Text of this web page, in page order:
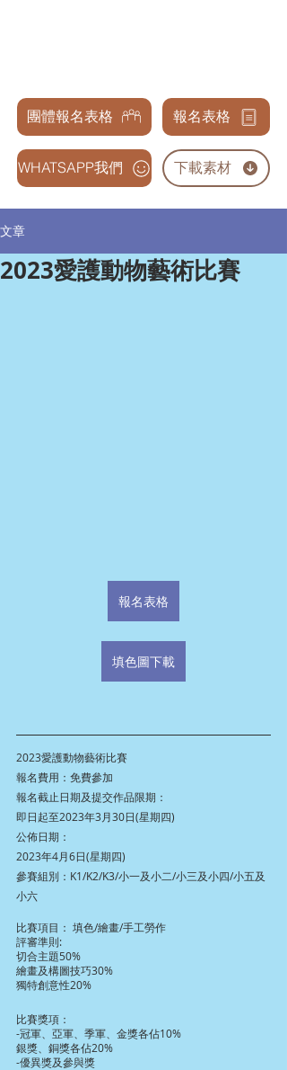
團體報名表格 報名表格
WHATSAPP我們 下載素材
文章
2023愛護動物藝術比賽
報名表格
填色圖下載
2023愛護動物藝術比賽
報名費用：免費參加
報名截止日期及提交作品限期：
即日起至2023年3月30日(星期四)
公佈日期：
2023年4月6日(星期四)
參賽組別：K1/K2/K3/小一及小二/小三及小四/小五及
小六
比賽項目： 填色/繪畫/手工勞作
評審準則:
切合主題50%
繪畫及構圖技巧30%
獨特創意性20%
比賽獎項：
-冠軍、亞軍、季軍、金獎各佔10%
銀獎、銅獎各佔20%
-優異獎及參與獎